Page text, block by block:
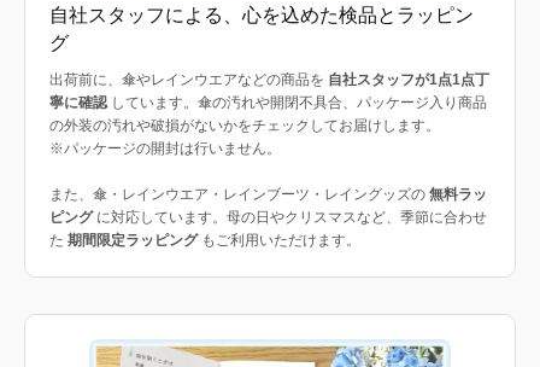
自社スタッフによる、心を込めた検品とラッピン
グ
出荷前に、傘やレインウエアなどの商品を 自社スタッフが1点1点丁
寧に確認しています。傘の汚れや開閉不具合、パッケージ入り商品
の外装の汚れや破損がないかをチェックしてお届けします。
※パッケージの開封は行いません。
また、傘・レインウエア・レインブーツ・レイングッズの 無料ラッ
ピングに対応しています。母の日やクリスマスなど、季節に合わせ
た 期間限定ラッピングもご利用いただけます。